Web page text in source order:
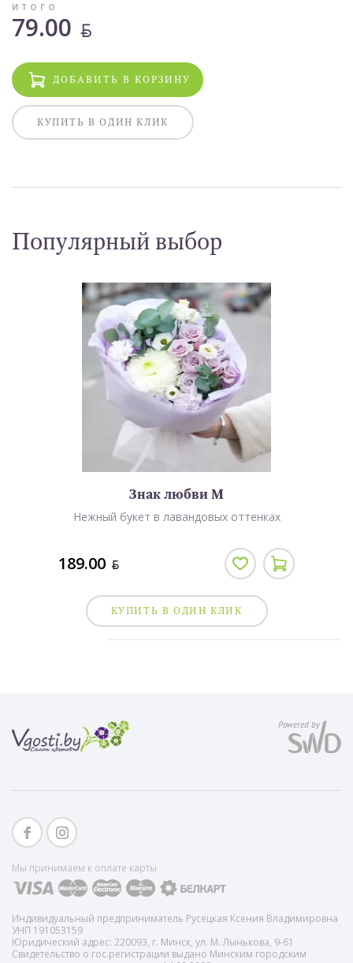
ИТОГО
79.00 BYN
ДОБАВИТЬ В КОРЗИНУ
КУПИТЬ В ОДИН КЛИК
Популярный выбор
Знак любви M
Нежный букет в лавандовых оттенках
189.00 BYN
КУПИТЬ В ОДИН КЛИК
Powered by
Индивидуальный предприниматель Русецкая Ксения Владимировна
УНП 191053159
Юридический адрес: 220093, г. Минск, ул. М. Лынькова, 9-61
Свидетельство о гос.регистрации выдано Минским городским
Мы принимаем к оплате карты